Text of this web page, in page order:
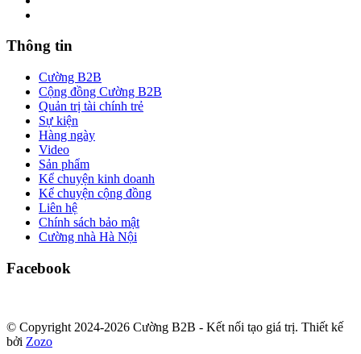
Thông tin
Cường B2B
Cộng đồng Cường B2B
Quản trị tài chính trẻ
Sự kiện
Hàng ngày
Video
Sản phẩm
Kể chuyện kinh doanh
Kể chuyện cộng đồng
Liên hệ
Chính sách bảo mật
Cường nhà Hà Nội
Facebook
© Copyright 2024-2026 Cường B2B - Kết nối tạo giá trị. Thiết kế
bởi Zozo